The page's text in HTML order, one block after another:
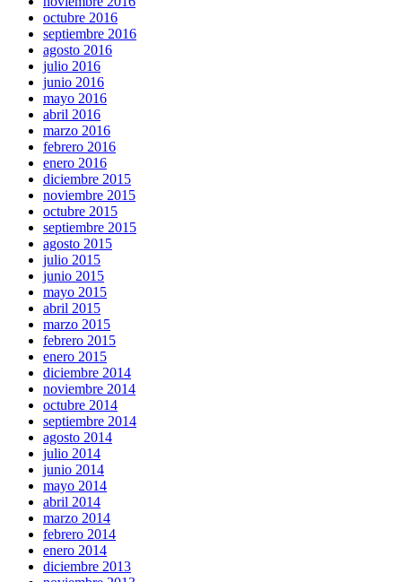
octubre 2016
septiembre 2016
agosto 2016
julio 2016
junio 2016
mayo 2016
abril 2016
marzo 2016
febrero 2016
enero 2016
diciembre 2015
noviembre 2015
octubre 2015
septiembre 2015
agosto 2015
julio 2015
junio 2015
mayo 2015
abril 2015
marzo 2015
febrero 2015
enero 2015
diciembre 2014
noviembre 2014
octubre 2014
septiembre 2014
agosto 2014
julio 2014
junio 2014
mayo 2014
abril 2014
marzo 2014
febrero 2014
enero 2014
diciembre 2013